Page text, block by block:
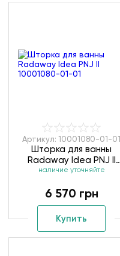
Артикул: 10001080-01-01
Шторка для ванны
Radaway Idea PNJ II
10001080-01-01
наличие уточняйте
6 570 грн
Купить